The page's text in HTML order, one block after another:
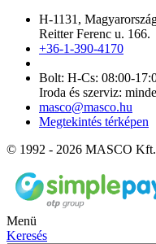
H-1131,
Reitter Ferenc u. 166.
+36-1-390-4170
Bolt: H-Cs: 08:00-
Iroda és szerviz:
masco@masco.hu
Megtekintés térképen
© 1992 - 2026 MASCO Kft.
Menü
Keresés